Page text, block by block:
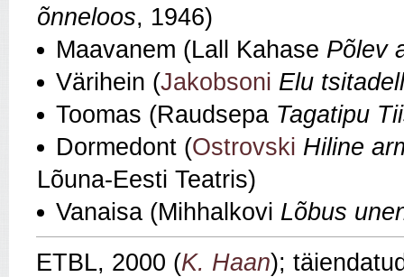
õnneloos, 1946)
Maavanem (Lall Kahase Põlev
Värihein (Jakobsoni Elu
Toomas (Raudsepa Tagatipu
Dormedont (Ostrovski Hiline
Lõuna‑Eesti Teatris)
Vanaisa (Mihhalkovi Lõbus
ETBL, 2000 (K. Haan);